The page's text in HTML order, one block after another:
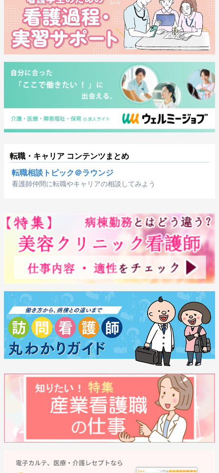
転職・キャリア コンテンツまとめ
転職相談トピック＠ラウンジ
看護師仲間に転職やキャリアの相談してみよう